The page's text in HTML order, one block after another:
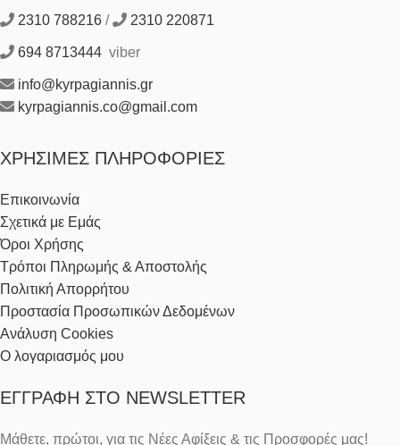
2310 788216 / 2310 220871
694 8713444 viber
info@kyrpagiannis.gr
kyrpagiannis.co@gmail.com
ΧΡΉΣΙΜΕΣ ΠΛΗΡΟΦΟΡΊΕΣ
Επικοινωνία
Σχετικά με Εμάς
Όροι Χρήσης
Τρόποι Πληρωμής & Αποστολής
Πολιτική Απορρήτου
Προστασία Προσωπικών Δεδομένων
Ανάλυση Cookies
Ο λογαριασμός μου
ΕΓΓΡΑΦΉ ΣΤΟ NEWSLETTER
Μάθετε, πρώτοι, για τις Νέες Αφίξεις & τις Προσφορές μας!